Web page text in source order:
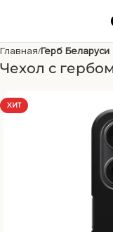
Главная Герб Беларуси
Чехол с
ХИТ